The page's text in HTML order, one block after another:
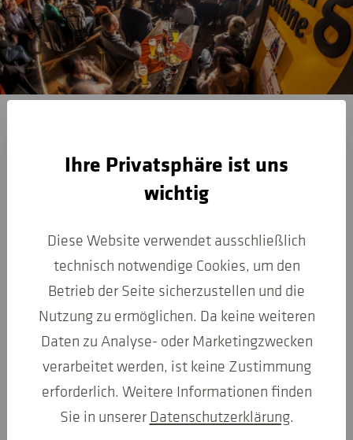
Ihre Privatsphäre ist uns
wichtig
Diese Website verwendet ausschließlich
technisch notwendige Cookies, um den
Betrieb der Seite sicherzustellen und die
Nutzung zu ermöglichen. Da keine weiteren
Daten zu Analyse- oder Marketingzwecken
verarbeitet werden, ist keine Zustimmung
erforderlich. Weitere Informationen finden
Sie in unserer Datenschutzerklärung.